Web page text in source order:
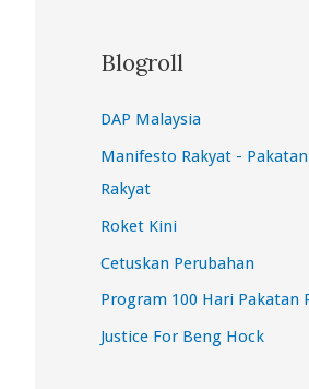
Blogroll
DAP Malaysia
Manifesto Rakyat -
Rakyat
Roket Kini
Cetuskan Perubahan
Program 100 Hari Pakatan
Justice For Beng Hock